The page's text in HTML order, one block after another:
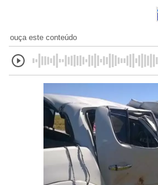
ouça este conteúdo